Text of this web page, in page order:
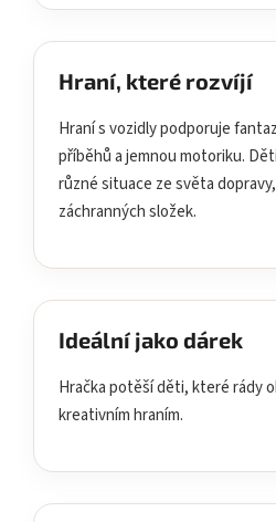
Hraní, které rozvíjí
Hraní s vozidly podporuje
příběhů a jemnou motoriku.
různé situace ze světa
záchranných složek.
Ideální jako dárek
Hračka potěší děti, které rády
kreativním hraním.